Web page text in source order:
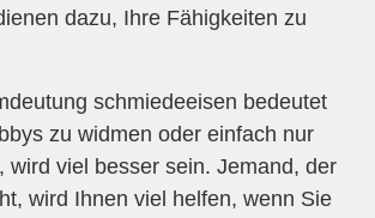
dazu, Ihre Fähigkeiten zu
schmiedeeisen bedeutet
zu widmen oder einfach nur
wird viel besser sein. Jemand, der
wird Ihnen viel helfen, wenn Sie